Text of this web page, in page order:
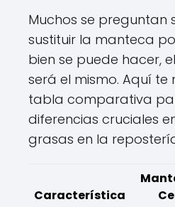
Muchos se preguntan
sustituir la manteca
bien se puede hacer,
será el mismo. Aquí
tabla comparativa
diferencias cruciales
grasas en la
Característica